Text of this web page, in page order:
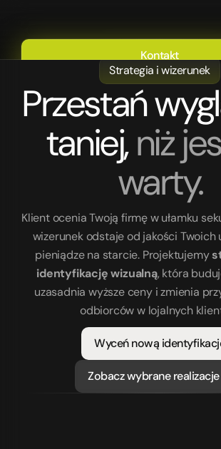
Strategia i wizerunek
Przestań
taniej, niż
warty.
Klient ocenia Twoją firmę w ułamku
wizerunek odstaje od jakości Twoich
pieniądze na starcie. Projektujemy
identyfikację wizualną, która
uzasadnia wyższe ceny i zmienia
odbiorców w lojalnych
Wyceń nową
Zobacz wybrane
Portfolio
O nas
Kontakt